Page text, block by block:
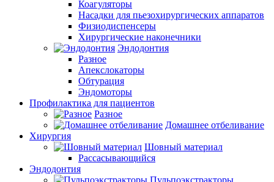
Коагуляторы
Насадки для пьезохирургических аппаратов
Физиодиспенсеры
Хирургические наконечники
Эндодонтия
Разное
Апекслокаторы
Обтурация
Эндомоторы
Профилактика для пациентов
Разное
Домашнее отбеливание
Хирургия
Шовный материал
Рассасывающийся
Эндодонтия
Пульпоэкстракторы